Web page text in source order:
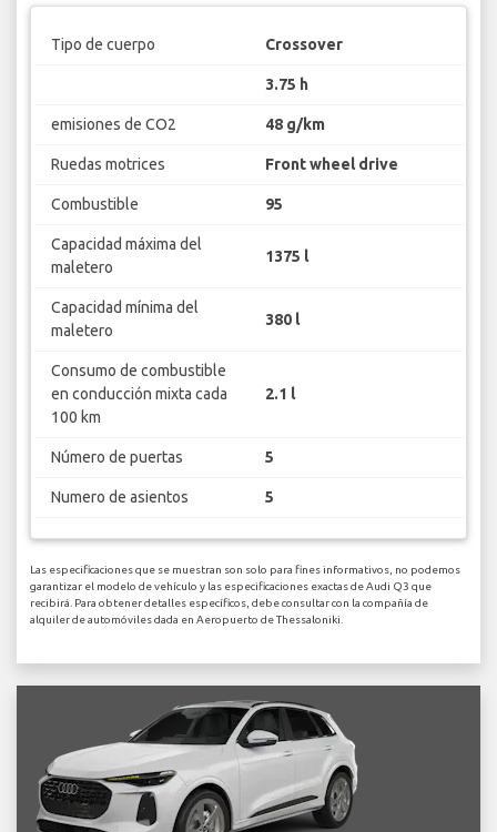
Tipo de cuerpo Crossover
3.75 h
emisiones de CO2 48 g/km
Ruedas motrices Front wheel drive
Combustible 95
Capacidad máxima del
maletero
1375 l
Capacidad mínima del
maletero
380 l
Consumo de combustible
en conducción mixta cada
100 km
2.1 l
Número de puertas 5
Numero de asientos 5
Las especificaciones que se muestran son solo para fines informativos, no podemos
garantizar el modelo de vehículo y las especificaciones exactas de Audi Q3 que
recibirá. Para obtener detalles específicos, debe consultar con la compañía de
alquiler de automóviles dada en Aeropuerto de Thessaloniki.